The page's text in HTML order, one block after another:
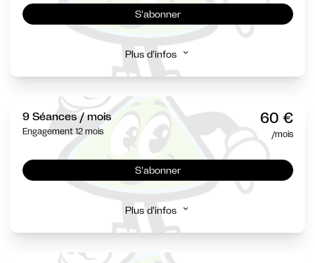
S'abonner
Plus d'infos
9 Séances / mois
Engagement 12 mois
60 €
/mois
S'abonner
Plus d'infos